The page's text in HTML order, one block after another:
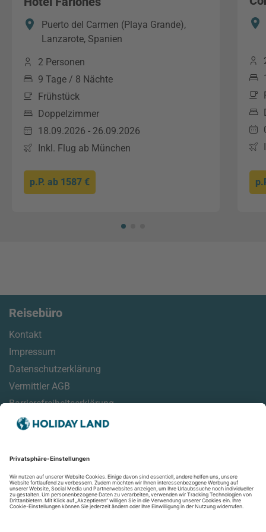
Puerto del Carmen (Playa Grande),
Lanzarote, Spanien
2 Personen
9 Tage / 8 Nächte
Frühstück
Doppelzimmer
18.09.2026 - 26.09.2026
Inkl. Flug ab München
p.P. ab 1587 €
Reisebüro
Kontakt
Impressum
Datenschutzerklärung
Vermittler AGB
Barrierefreiheitserklärung
Reisemonitor
Online Check-In Informationen
Reisehinweise